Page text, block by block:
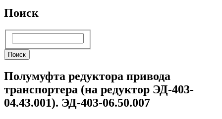
Поиск
Поиск
Полумуфта редуктора привода
транспортера (на редуктор ЭД-403-
04.43.001). ЭД-403-06.50.007